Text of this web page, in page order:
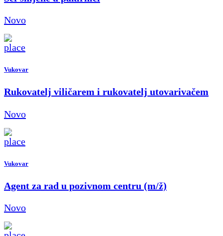
Novo
Vukovar
Rukovatelj viličarem i rukovatelj utovarivačem
Novo
Vukovar
Agent za rad u pozivnom centru (m/ž)
Novo